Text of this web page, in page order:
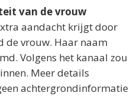
van de vrouw
aandacht krijgt door
de vrouw. Haar naam
Volgens het kanaal zou
Meer details
achtergrondinformatie